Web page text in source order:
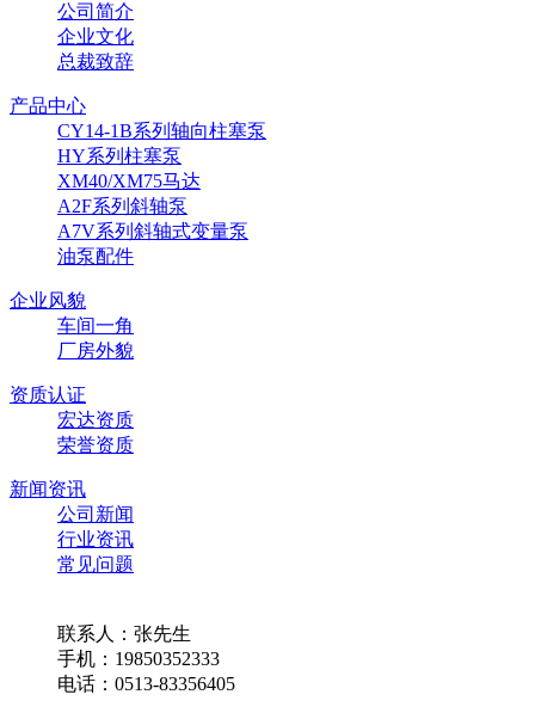
公司简介
企业文化
总裁致辞
产品中心
CY14-1B系列轴向柱塞泵
HY系列柱塞泵
XM40/XM75马达
A2F系列斜轴泵
A7V系列斜轴式变量泵
油泵配件
企业风貌
车间一角
厂房外貌
资质认证
宏达资质
荣誉资质
新闻资讯
公司新闻
行业资讯
常见问题
联系人：张先生
手机：19850352333
电话：0513-83356405